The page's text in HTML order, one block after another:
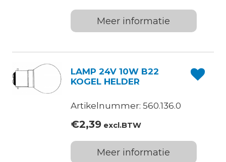
Meer informatie
LAMP 24V 10W B22
KOGEL HELDER
Artikelnummer: 560.136.0
€2,39excl.BTW
Meer informatie